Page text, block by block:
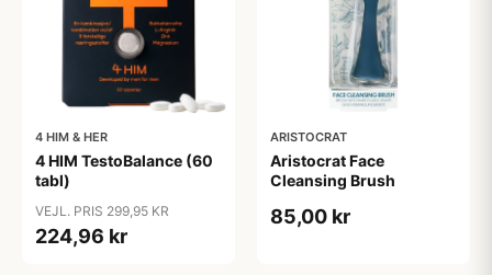
4 HIM & HER
4 HIM TestoBalance (60
tabl)
VEJL. PRIS 299,95 KR
224,96 kr
ARISTOCRAT
Aristocrat Face
Cleansing Brush
85,00 kr